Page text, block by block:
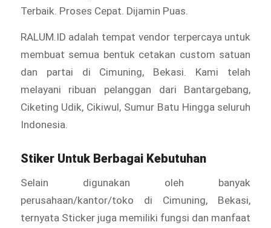
Terbaik. Proses Cepat. Dijamin Puas.
RALUM.ID adalah tempat vendor terpercaya untuk
membuat semua bentuk cetakan custom satuan
dan partai di Cimuning, Bekasi. Kami telah
melayani ribuan pelanggan dari Bantargebang,
Ciketing Udik, Cikiwul, Sumur Batu Hingga seluruh
Indonesia.
Stiker Untuk Berbagai Kebutuhan
Selain digunakan oleh banyak
perusahaan/kantor/toko di Cimuning, Bekasi,
ternyata Sticker juga memiliki fungsi dan manfaat